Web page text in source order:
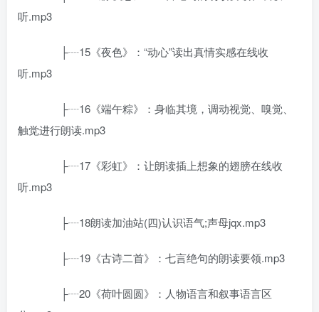
听.mp3
├┈15《夜色》：“动心”读出真情实感在线收
听.mp3
├┈16《端午粽》：身临其境，调动视觉、嗅觉、
触觉进行朗读.mp3
├┈17《彩虹》：让朗读插上想象的翅膀在线收
听.mp3
├┈18朗读加油站(四)认识语气;声母jqx.mp3
├┈19《古诗二首》：七言绝句的朗读要领.mp3
├┈20《荷叶圆圆》：人物语言和叙事语言区